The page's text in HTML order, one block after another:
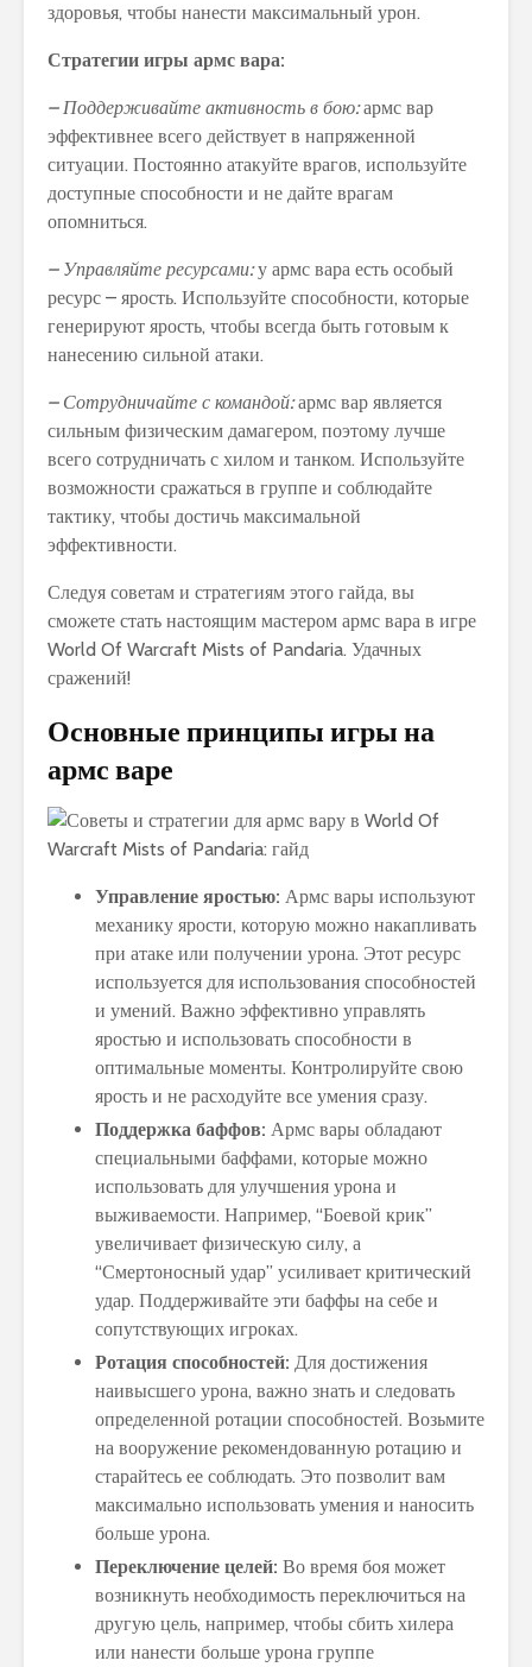
здоровья, чтобы нанести максимальный урон.
Стратегии игры армс вара:
– Поддерживайте активность в бою:армс вар
эффективнее всего действует в напряженной
ситуации. Постоянно атакуйте врагов, используйте
доступные способности и не дайте врагам
опомниться.
– Управляйте ресурсами:у армс вара есть особый
ресурс – ярость. Используйте способности, которые
генерируют ярость, чтобы всегда быть готовым к
нанесению сильной атаки.
– Сотрудничайте с командой:армс вар является
сильным физическим дамагером, поэтому лучше
всего сотрудничать с хилом и танком. Используйте
возможности сражаться в группе и соблюдайте
тактику, чтобы достичь максимальной
эффективности.
Следуя советам и стратегиям этого гайда, вы
сможете стать настоящим мастером армс вара в игре
World Of Warcraft Mists of Pandaria. Удачных
сражений!
Основные принципы игры на
армс варе
Управление яростью: Армс вары используют
механику ярости, которую можно накапливать
при атаке или получении урона. Этот ресурс
используется для использования способностей
и умений. Важно эффективно управлять
яростью и использовать способности в
оптимальные моменты. Контролируйте свою
ярость и не расходуйте все умения сразу.
Поддержка баффов: Армс вары обладают
специальными баффами, которые можно
использовать для улучшения урона и
выживаемости. Например, “Боевой крик”
увеличивает физическую силу, а
“Смертоносный удар” усиливает критический
удар. Поддерживайте эти баффы на себе и
сопутствующих игроках.
Ротация способностей: Для достижения
наивысшего урона, важно знать и следовать
определенной ротации способностей. Возьмите
на вооружение рекомендованную ротацию и
старайтесь ее соблюдать. Это позволит вам
максимально использовать умения и наносить
больше урона.
Переключение целей: Во время боя может
возникнуть необходимость переключиться на
другую цель, например, чтобы сбить хилера
или нанести больше урона группе